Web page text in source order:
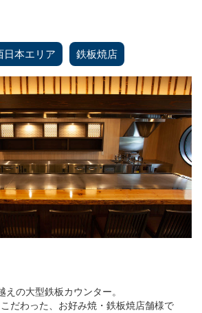
日本エリア 鉄板焼店
の大型鉄板カウンター。
だわった、お好み焼・鉄板焼店舗様で